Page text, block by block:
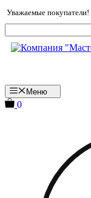
Перейти
к
содержимому
Уважаемые покупатели!
Меню
0